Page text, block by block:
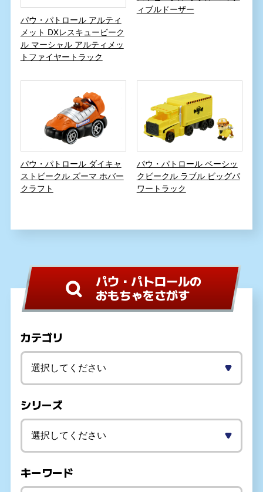
パウ・パトロール アルティ
メット DXレスキュービーク
ル マーシャル アルティメッ
トファイヤートラック
ィブルドーザー
パウ・パトロール ダイキャ
ストビークル ズーマ ホバー
クラフト
パウ・パトロール ベーシッ
クビークル ラブル ビッグパ
ワートラック
パウ・パトロールの
おもちゃをさがす
カテゴリ
シリーズ
キーワード